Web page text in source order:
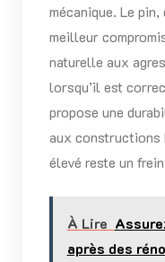
mécanique. Le
meilleur
naturelle aux
lorsqu’il est
propose une
aux constructions
élevé reste un
À Lire
après des